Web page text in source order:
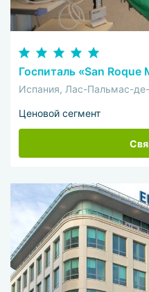
Госпиталь «San Roque
Испания, Лас-Пальмас-
Ценовой сегмент